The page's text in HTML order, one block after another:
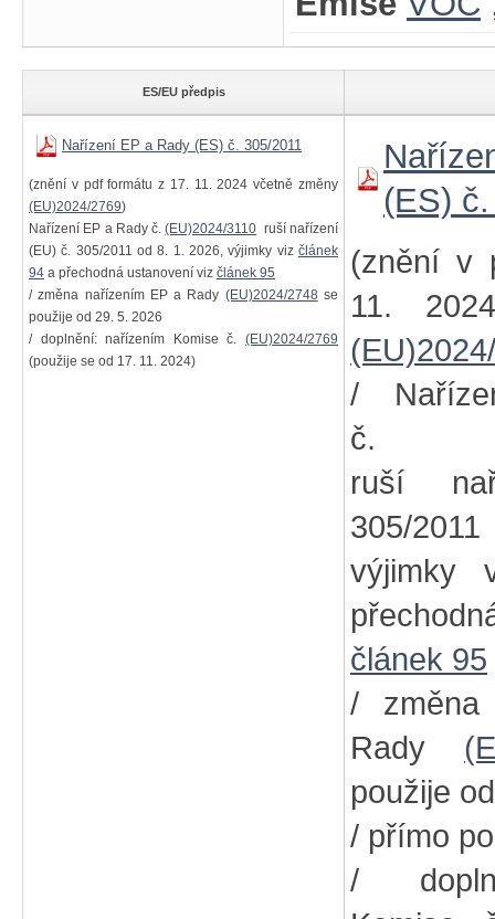
ES/EU předpis
Nařízení EP a Rady (ES) č. 305/2011
(znění v pdf formátu z 17. 11. 2024 včetně změny
(EU)2024/2769)
Nařízení EP a Rady č.(EU)2024/3110 ruší nařízení
(EU) č. 305/2011 od 8. 1. 2026, výjimky viz článek
94 a přechodná ustanovení viz článek 95
/ změna nařízením EP a Rady (EU)2024/2748 se
použije od 29. 5. 2026
/ doplnění: nařízením Komise č. (EU)2024/2769
(použije se od 17. 11. 2024)
(ES)
(znění v
11.
/
ruší
305/
článek 95
/ změna
Rady
použije
/ přímo
/